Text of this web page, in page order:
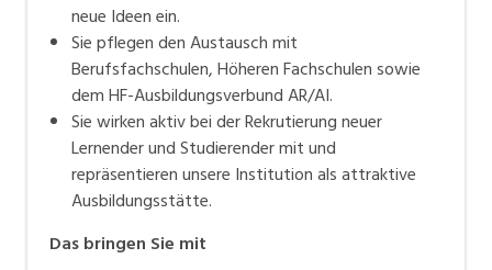
neue Ideen ein.
Sie pflegen den Austausch mit
Berufsfachschulen, Höheren Fachschulen sowie
dem HF-Ausbildungsverbund AR/AI.
Sie wirken aktiv bei der Rekrutierung neuer
Lernender und Studierender mit und
repräsentieren unsere Institution als attraktive
Ausbildungsstätte.
Das bringen Sie mit